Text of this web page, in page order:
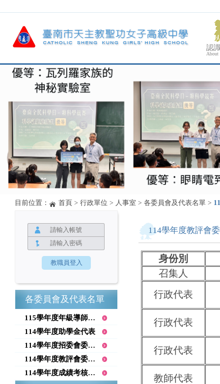
認
About
目前位置： 首頁 > 行政單位 > 人事室 > 各委員會及代表名單 >
各委員會及代表名單
115學年度年級導師召集人
114學年度助學金代表
114學年度招委會委員名單
114學年度教評會委員名單
114學年度成績考核委員會
114學年度教評會
身份別
召集人
行政代表
行政代表
行政代表
教師代表